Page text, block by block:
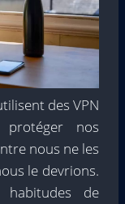
des VPN
protéger nos
nous ne les
le devrions.
de